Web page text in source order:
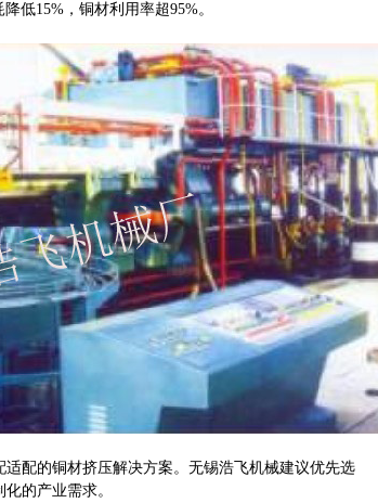
低15%，铜材利用率超95%‌。
配的铜材挤压解决方案。 无锡浩飞机械建议优先选
化的产业需求‌。